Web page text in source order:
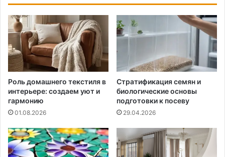
Роль домашнего текстиля в
интерьере: создаем уют и
гармонию
01.08.2026
Стратификация семян и
биологические основы
подготовки к посеву
29.04.2026